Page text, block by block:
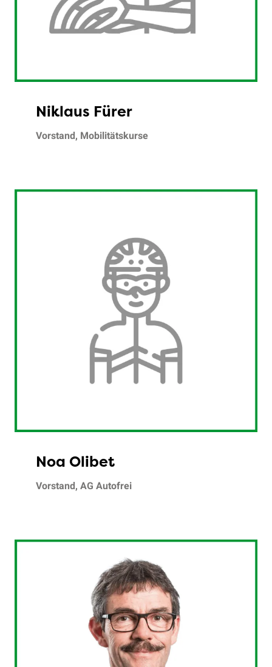
Niklaus Fürer
Vorstand, Mobilitätskurse
Noa Olibet
Vorstand, AG Autofrei